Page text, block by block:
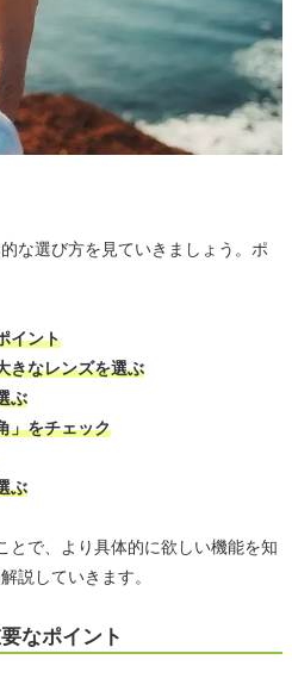
な選び方を見ていきましょう。ポ
イント
きなレンズを選ぶ
ぶ
」をチェック
ぶ
とで、より具体的に欲しい機能を知
説していきます。
なポイント